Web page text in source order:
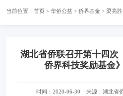
当前位置：首页 >华侨公益 >侨界基金 >梁亮
湖北省侨联召开第十四次
侨界科技奖励基金
时间：2020-06-30 来源：湖北省